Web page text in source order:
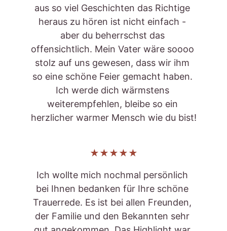
aus so viel Geschichten das Richtige
heraus zu hören ist nicht einfach -
aber du beherrschst das
offensichtlich. Mein Vater wäre soooo
stolz auf uns gewesen, dass wir ihm
so eine schöne Feier gemacht haben.
Ich werde dich wärmstens
weiterempfehlen, bleibe so ein
herzlicher warmer Mensch wie du bist!
Ich wollte mich nochmal persönlich
bei Ihnen bedanken für Ihre schöne
Trauerrede. Es ist bei allen Freunden,
der Familie und den Bekannten sehr
★★★★★